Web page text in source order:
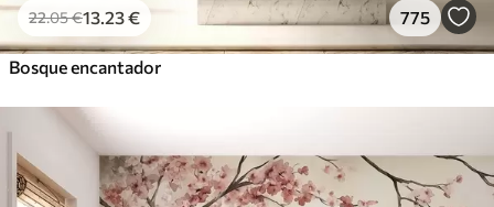
22.05€13 .23€ 775
Bosque encantador